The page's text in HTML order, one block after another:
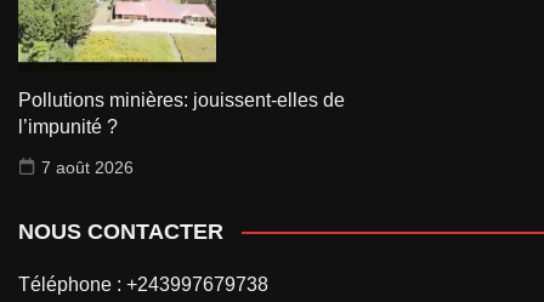
Pollutions minières: jouissent-elles de
l’impunité ?
7 août 2026
NOUS CONTACTER
Téléphone : +243997679738